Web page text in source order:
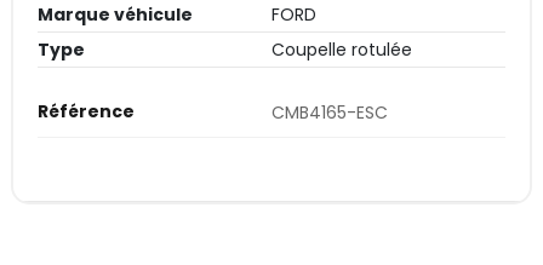
Marque véhicule
FORD
Type
Coupelle rotulée
Référence CMB4165-ESC